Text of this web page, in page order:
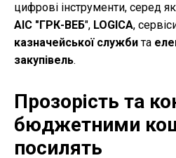
цифрові інструменти, серед
АІС "ГРК-ВЕБ", LOGICA,
казначейської службита
закупівель.
Прозорість та
бюджетними
посилять